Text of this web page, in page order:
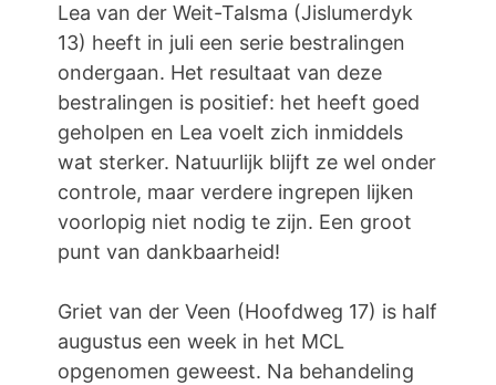
Lea van der Weit-Talsma (Jislumerdyk
13) heeft in juli een serie bestralingen
ondergaan. Het resultaat van deze
bestralingen is positief: het heeft goed
geholpen en Lea voelt zich inmiddels
wat sterker. Natuurlijk blijft ze wel onder
controle, maar verdere ingrepen lijken
voorlopig niet nodig te zijn. Een groot
punt van dankbaarheid!
Griet van der Veen (Hoofdweg 17) is half
augustus een week in het MCL
opgenomen geweest. Na behandeling